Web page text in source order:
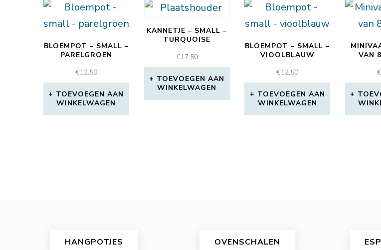
BLOEMPOT – SMALL –
PARELGROEN
€12,50
TOEVOEGEN AAN
WINKELWAGEN
KANNETJE – SMALL –
TURQUOISE
€17,50
TOEVOEGEN AAN
WINKELWAGEN
BLOEMPOT – SMALL –
VIOOLBLAUW
€12,50
TOEVOEGEN AAN
WINKELWAGEN
VAN
€
HANGPOTJES OVENSCHALEN